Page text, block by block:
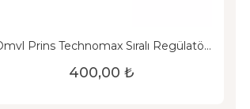
Prins Technomax Sıralı Regülatör
400,00 ₺